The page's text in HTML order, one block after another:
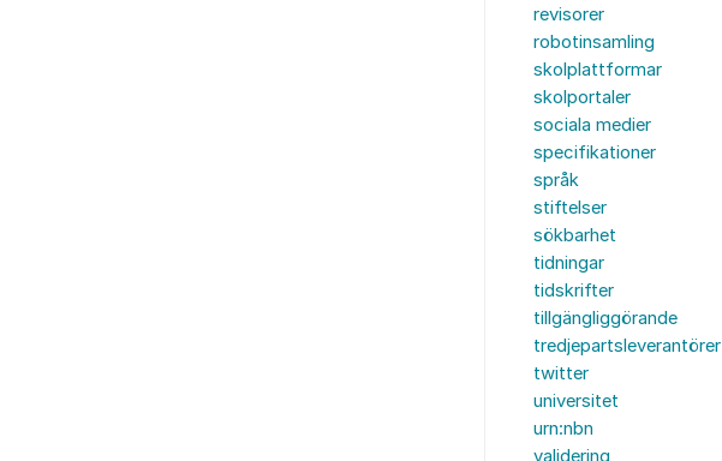
revisorer
robotinsamling
skolplattformar
skolportaler
sociala medier
specifikationer
språk
stiftelser
sökbarhet
tidningar
tidskrifter
tillgängliggörande
tredjepartsleverantörer
twitter
universitet
urn:nbn
validering